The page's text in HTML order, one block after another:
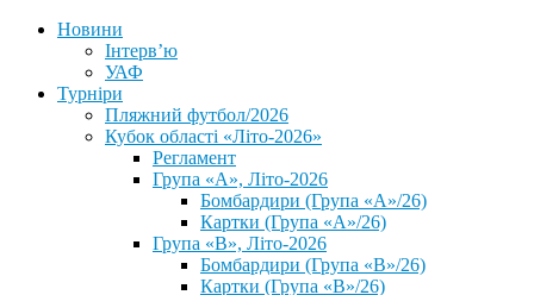
Новини
Інтерв’ю
УАФ
Турніри
Пляжний футбол/2026
Кубок області «Літо-2026»
Регламент
Група «А», Літо-2026
Бомбардири (Група «А»/26)
Картки (Група «А»/26)
Група «В», Літо-2026
Бомбардири (Група «В»/26)
Картки (Група «В»/26)